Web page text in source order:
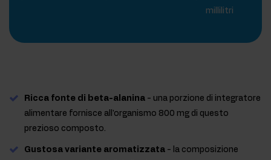
millilitri
Ricca fonte di beta-alanina - una porzione di integratore
alimentare fornisce all'organismo 800 mg di questo
prezioso composto.
Gustosa variante aromatizzata - la composizione